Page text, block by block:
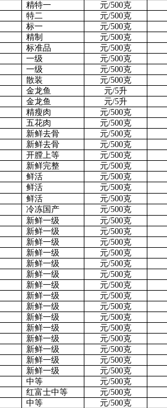
精特一 元/500克
特二 元/500克
标一 元/500克
精制 元/500克
标准品 元/500克
一级 元/500克
一级 元/500克
散装 元/500克
金龙鱼 元/5升
金龙鱼 元/5升
精瘦肉 元/500克
五花肉 元/500克
新鲜去骨 元/500克
新鲜去骨 元/500克
开膛上等 元/500克
新鲜完整 元/500克
鲜活 元/500克
鲜活 元/500克
鲜活 元/500克
冷冻国产 元/500克
新鲜一级 元/500克
新鲜一级 元/500克
新鲜一级 元/500克
新鲜一级 元/500克
新鲜一级 元/500克
新鲜一级 元/500克
新鲜一级 元/500克
新鲜一级 元/500克
新鲜一级 元/500克
新鲜一级 元/500克
新鲜一级 元/500克
新鲜一级 元/500克
新鲜一级 元/500克
新鲜一级 元/500克
新鲜一级 元/500克
中等 元/500克
红富士中等 元/500克
中等 元/500克